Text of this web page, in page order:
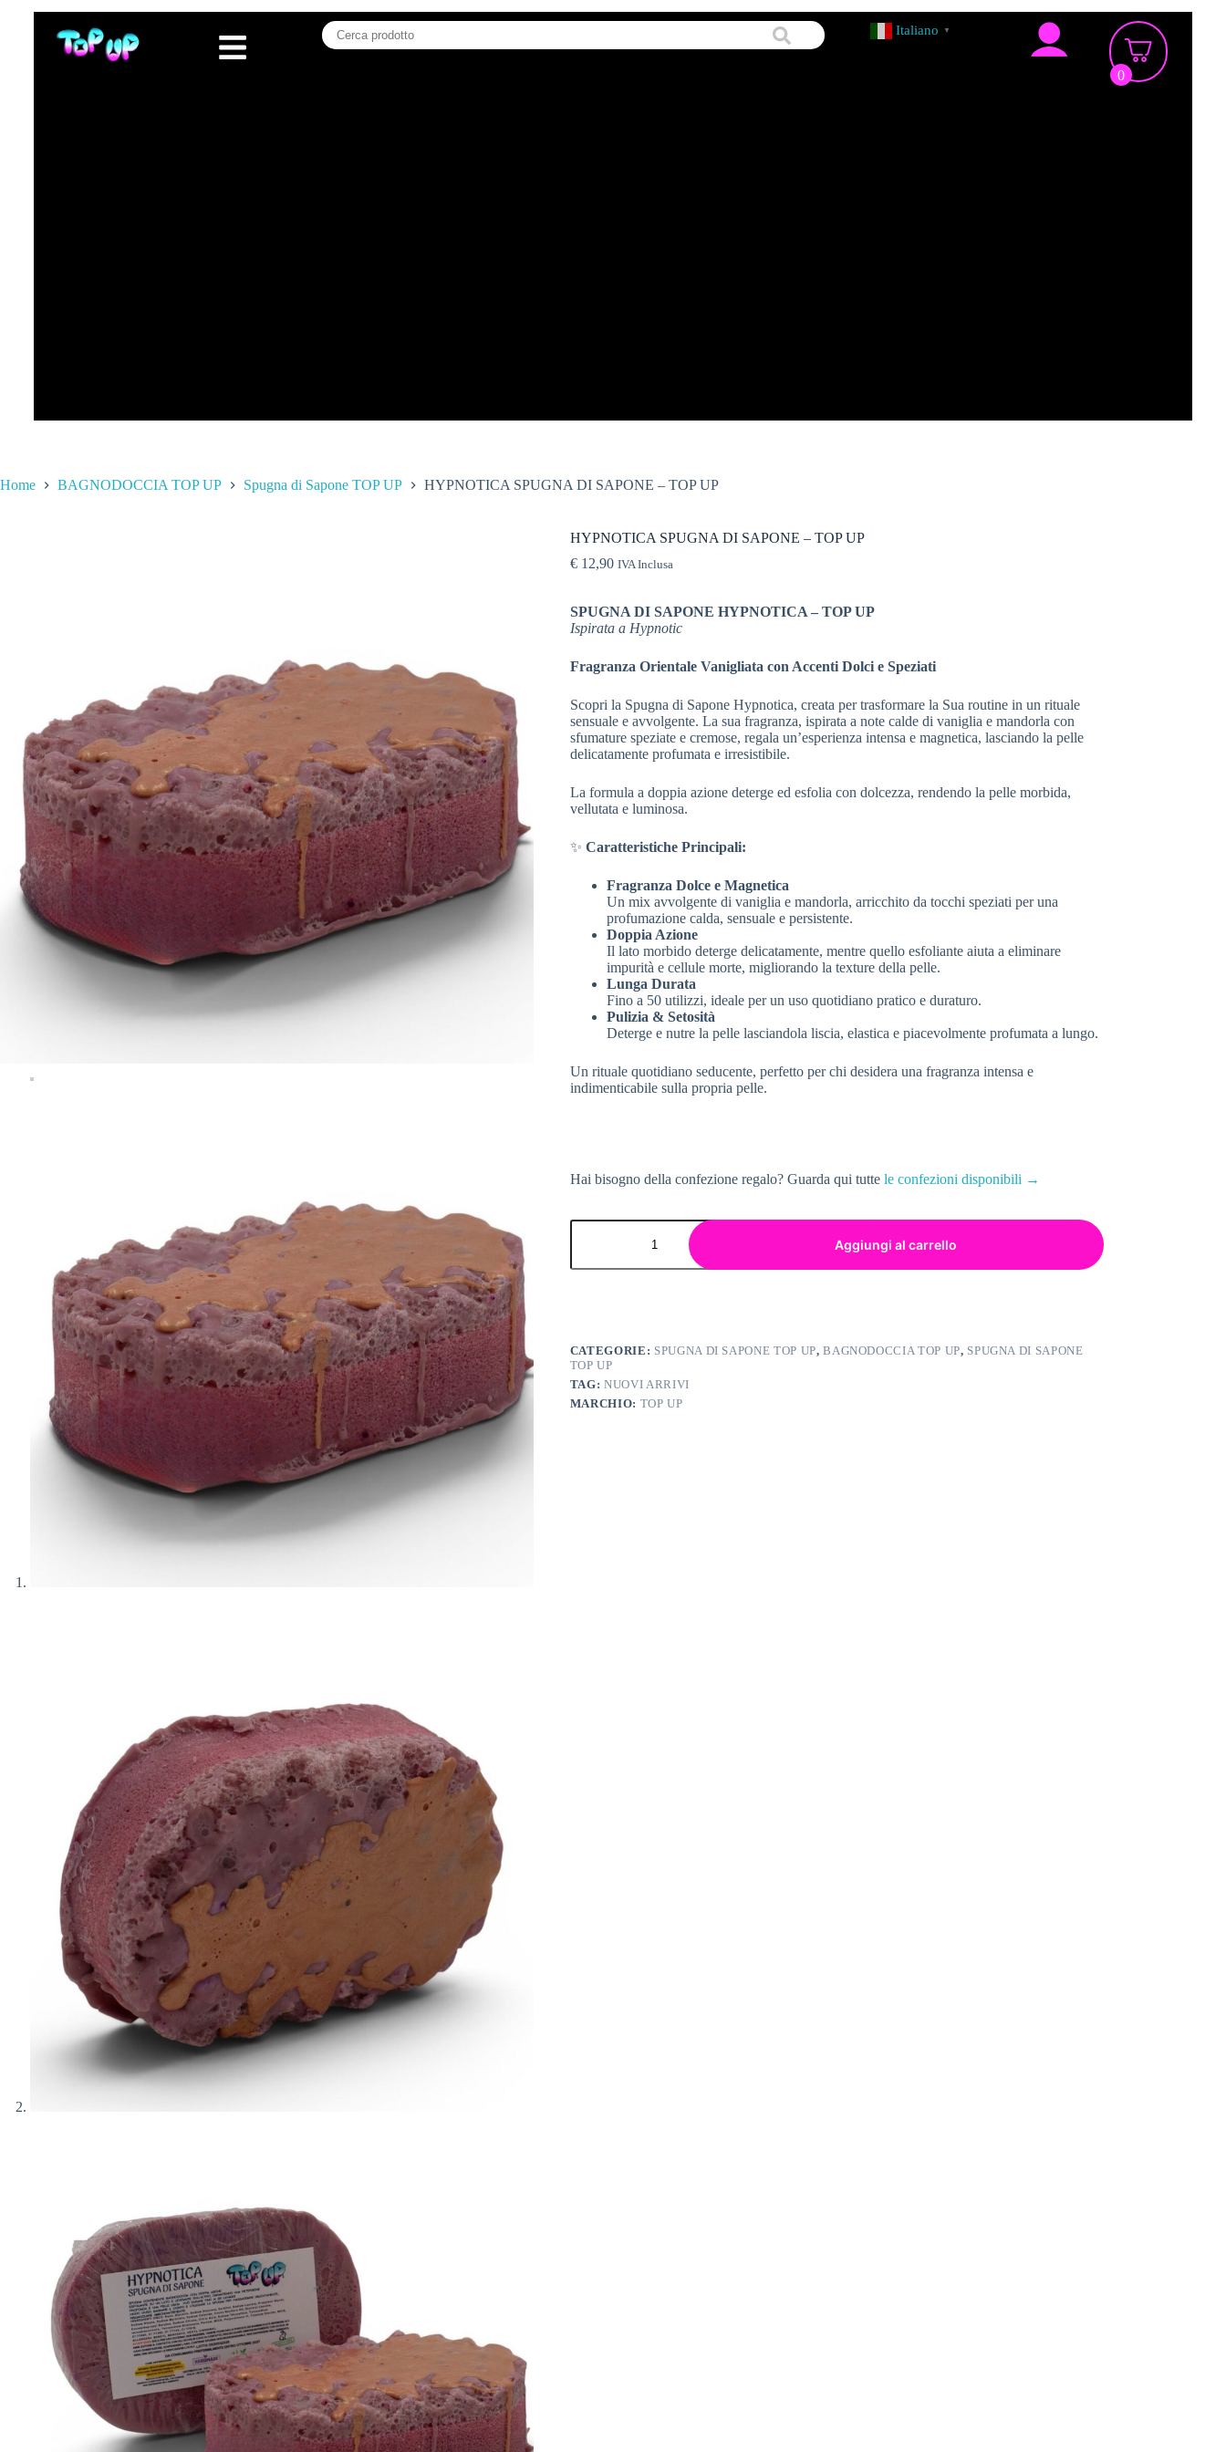
Italiano ▼
0
Home BAGNODOCCIA TOP UP Spugna di Sapone TOP UP HYPNOTICA SPUGNA DI SAPONE – TOP UP
HYPNOTICA SPUGNA DI SAPONE – TOP UP
€12,90 IVA Inclusa
SPUGNA DI SAPONE HYPNOTICA – TOP UP
Ispirata a Hypnotic
Fragranza Orientale Vanigliata con Accenti Dolci e Speziati
Scopri la Spugna di Sapone Hypnotica, creata per trasformare la Sua routine in un rituale
sensuale e avvolgente. La sua fragranza, ispirata a note calde di vaniglia e mandorla con
sfumature speziate e cremose, regala un’esperienza intensa e magnetica, lasciando la pelle
delicatamente profumata e irresistibile.
La formula a doppia azione deterge ed esfolia con dolcezza, rendendo la pelle morbida,
vellutata e luminosa.
✨ Caratteristiche Principali:
Fragranza Dolce e Magnetica
Un mix avvolgente di vaniglia e mandorla, arricchito da tocchi speziati per una
profumazione calda, sensuale e persistente.
Doppia Azione
Il lato morbido deterge delicatamente, mentre quello esfoliante aiuta a eliminare
impurità e cellule morte, migliorando la texture della pelle.
Lunga Durata
Fino a 50 utilizzi, ideale per un uso quotidiano pratico e duraturo.
Pulizia & Setosità
Deterge e nutre la pelle lasciandola liscia, elastica e piacevolmente profumata a lungo.
Un rituale quotidiano seducente, perfetto per chi desidera una fragranza intensa e
indimenticabile sulla propria pelle.
Hai bisogno della confezione regalo? Guarda qui tutte le confezioni disponibili →
Aggiungi al carrello
CATEGORIE: SPUGNA DI SAPONE TOP UP,BAGNODOCCIA TOP UP, SPUGNA DI SAPONE
TOP UP
TAG:NUOVI ARRIVI
MARCHIO: TOP UP